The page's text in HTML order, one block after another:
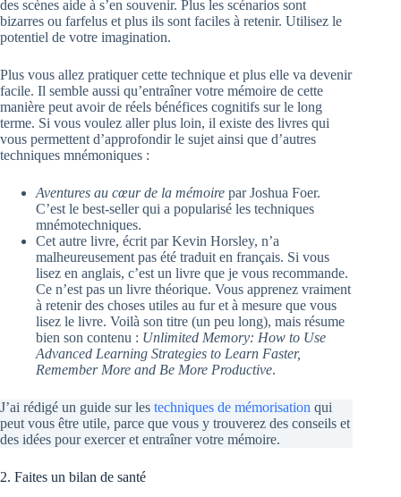
des scènes aide à s’en souvenir. Plus les scénarios sont
bizarres ou farfelus et plus ils sont faciles à retenir. Utilisez le
potentiel de votre imagination.
Plus vous allez pratiquer cette technique et plus elle va devenir
facile. Il semble aussi qu’entraîner votre mémoire de cette
manière peut avoir de réels bénéfices cognitifs sur le long
terme. Si vous voulez aller plus loin, il existe des livres qui
vous permettent d’approfondir le sujet ainsi que d’autres
techniques mnémoniques :
Aventures au cœur de la mémoire par Joshua Foer.
C’est le best-seller qui a popularisé les techniques
mnémotechniques.
Cet autre livre, écrit par Kevin Horsley, n’a
malheureusement pas été traduit en français. Si vous
lisez en anglais, c’est un livre que je vous recommande.
Ce n’est pas un livre théorique. Vous apprenez vraiment
à retenir des choses utiles au fur et à mesure que vous
lisez le livre. Voilà son titre (un peu long), mais résume
bien son contenu : Unlimited Memory: How to Use
Advanced Learning Strategies to Learn Faster,
Remember More and Be More Productive.
J’ai rédigé un guide sur les techniques de mémorisation qui
peut vous être utile, parce que vous y trouverez des conseils et
des idées pour exercer et entraîner votre mémoire.
2. Faites un bilan de santé